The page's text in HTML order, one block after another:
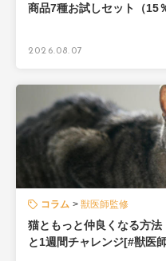
商品7種お試しセット（15
2026.08.07
コラム 獣医師監修
猫ともっと仲良くなる方
と1週間チャレンジ[#獣医